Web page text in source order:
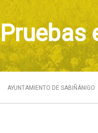
Pruebas
AYUNTAMIENTO DE SABIÑÁNIGO